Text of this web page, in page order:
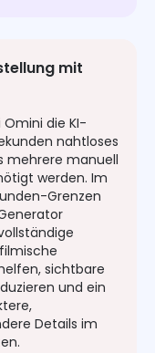
mit
Omini die KI-
nahtloses
mehrere manuell
werden. Im
Grenzen
sichtbare
und ein
Details im